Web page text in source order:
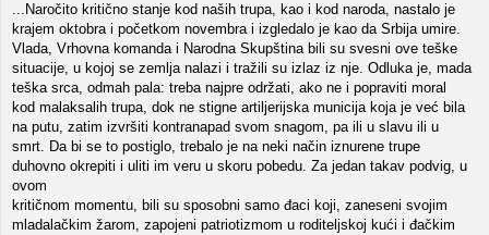
...Naročito kritično stanje kod naših trupa, kao i kod naroda, nastalo je
krajem oktobra i početkom novembra i izgledalo je kao da Srbija umire.
Vlada, Vrhovna komanda i Narodna Skupština bili su svesni ove teške
situacije, u kojoj se zemlja nalazi i tražili su izlaz iz nje. Odluka je, mada
teška srca, odmah pala: treba najpre održati, ako ne i popraviti moral
kod malaksalih trupa, dok ne stigne artiljerijska municija koja je već bila
na putu, zatim izvršiti kontranapad svom snagom, pa ili u slavu ili u
smrt. Da bi se to postiglo, trebalo je na neki način iznurene trupe
duhovno okrepiti i uliti im veru u skoru pobedu. Za jedan takav podvig, u
ovom
kritičnom momentu, bili su sposobni samo đaci koji, zaneseni svojim
mladalačkim žarom, zapojeni patriotizmom u roditeljskoj kući i đačkim